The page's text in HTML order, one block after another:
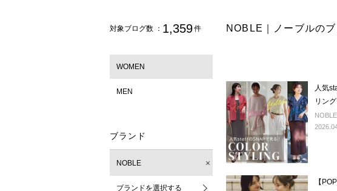
対象ブログ数 ： 1,359件
WOMEN
MEN
ブランド
NOBLE
ブランドを選択する
NOBLE｜ノーブルの
人気
リング
【